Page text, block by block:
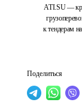
ATI.SU —
к тендерам
Поделиться